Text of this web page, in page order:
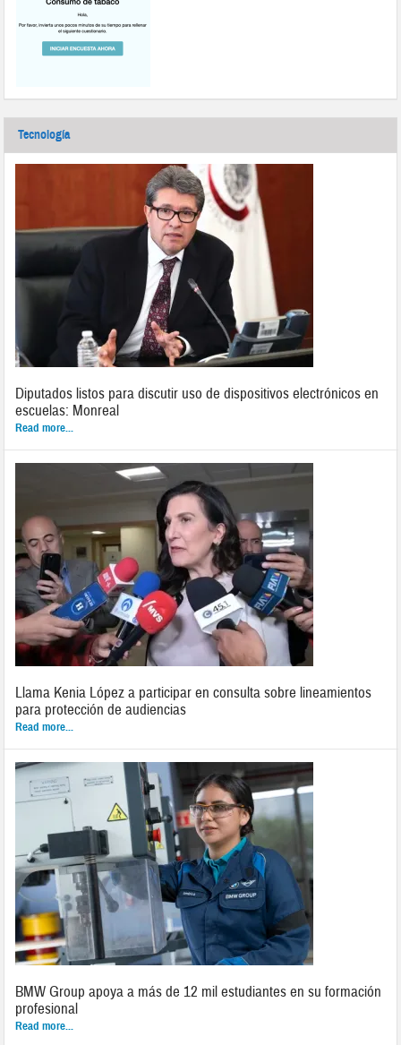
Tecnología
Diputados listos para discutir uso de dispositivos electrónicos en
escuelas: Monreal
Read more...
Llama Kenia López a participar en consulta sobre lineamientos
para protección de audiencias
Read more...
BMW Group apoya a más de 12 mil estudiantes en su formación
profesional
Read more...